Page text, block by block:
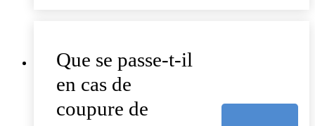
Que se passe-t-il
en cas de
coupure de